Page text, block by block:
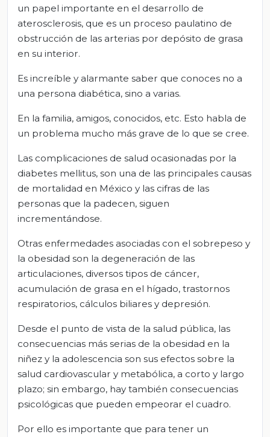
un papel importante en el desarrollo de
aterosclerosis, que es un proceso paulatino de
obstrucción de las arterias por depósito de grasa
en su interior.
Es increíble y alarmante saber que conoces no a
una persona diabética, sino a varias.
En la familia, amigos, conocidos, etc. Esto habla de
un problema mucho más grave de lo que se cree.
Las complicaciones de salud ocasionadas por la
diabetes mellitus, son una de las principales causas
de mortalidad en México y las cifras de las
personas que la padecen, siguen
incrementándose.
Otras enfermedades asociadas con el sobrepeso y
la obesidad son la degeneración de las
articulaciones, diversos tipos de cáncer,
acumulación de grasa en el hígado, trastornos
respiratorios, cálculos biliares y depresión.
Desde el punto de vista de la salud pública, las
consecuencias más serias de la obesidad en la
niñez y la adolescencia son sus efectos sobre la
salud cardiovascular y metabólica, a corto y largo
plazo; sin embargo, hay también consecuencias
psicológicas que pueden empeorar el cuadro.
Por ello es importante que para tener un